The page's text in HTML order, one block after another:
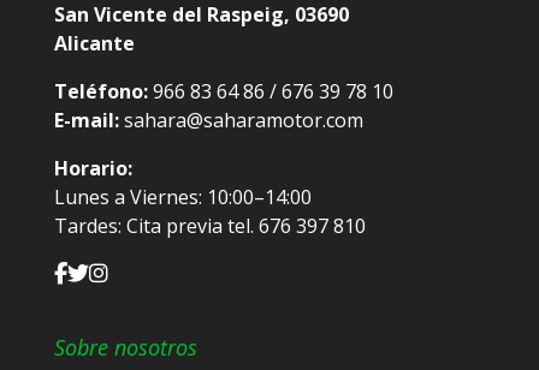
San Vicente del Raspeig, 03690
Alicante
Teléfono:966 83 64 86 / 676 39 78 10
E-mail:sahara@saharamotor.com
Horario:
Lunes a Viernes: 10:00–14:00
Tardes: Cita previa tel. 676 397 810
Sobre nosotros